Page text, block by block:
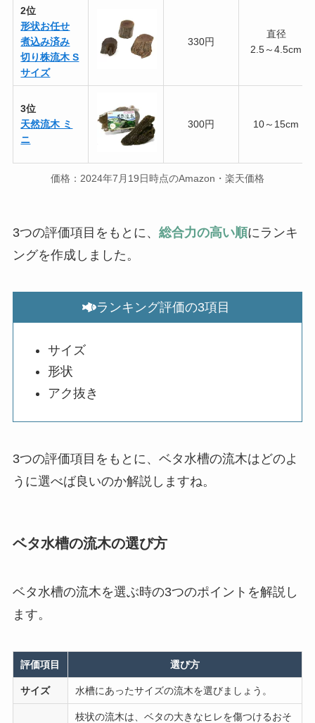
2位
形状お任せ
煮込み済み
切り株流木 S
サイズ
330円
直径
2.5～4.5cm
3位
天然流木 ミ
ニ
300円 10～15cm
価格：2024年7月19日時点のAmazon・楽天価格
3つの評価項目をもとに、 総合力の高い順にランキ
ングを作成しました。
ランキング評価の3項目
サイズ
形状
アク抜き
3つの評価項目をもとに、ベタ水槽の流木はどのよ
うに選べば良いのか解説しますね。
ベタ水槽の流木の選び方
ベタ水槽の流木を選ぶ時の3つのポイントを解説し
ます。
評価項目 選び方
サイズ 水槽にあったサイズの流木を選びましょう。
枝状の流木は、ベタの大きなヒレを傷つけるおそ